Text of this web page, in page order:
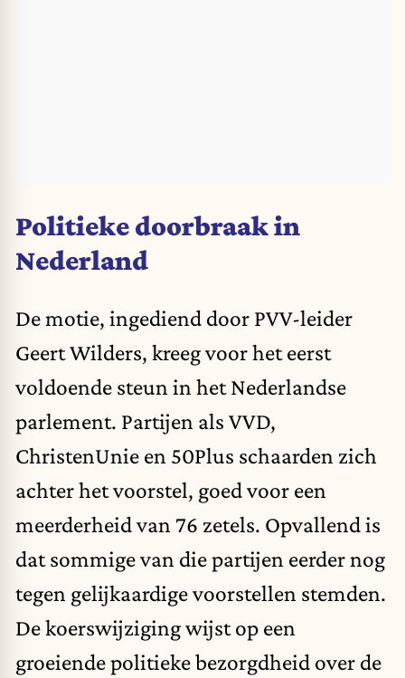
Politieke doorbraak in
Nederland
De motie, ingediend door PVV-leider
Geert Wilders, kreeg voor het eerst
voldoende steun in het Nederlandse
parlement. Partijen als VVD,
ChristenUnie en 50Plus schaarden zich
achter het voorstel, goed voor een
meerderheid van 76 zetels. Opvallend is
dat sommige van die partijen eerder nog
tegen gelijkaardige voorstellen stemden.
De koerswijziging wijst op een
groeiende politieke bezorgdheid over de